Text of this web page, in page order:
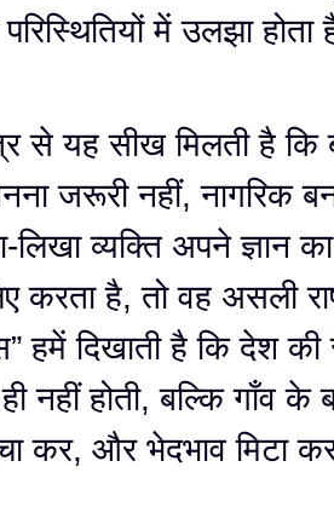
में उलझा होता
से यह सीख मिलती है कि
जरूरी नहीं, नागरिक
व्यक्ति अपने ज्ञान
करता है, तो वह असली
हमें दिखाती है कि देश की
नहीं होती, बल्कि गाँव के
कर, और भेदभाव मिटा